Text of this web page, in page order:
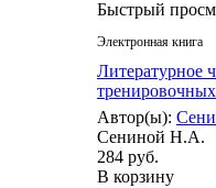
Быстрый
Электронная книга
Литературное
Автор(ы):
Сениной Н.А.
284 руб.
В корзину